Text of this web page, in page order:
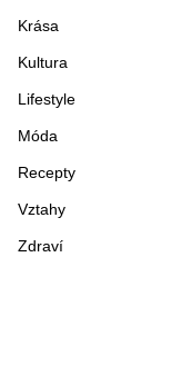
Krása
Kultura
Lifestyle
Móda
Recepty
Vztahy
Zdraví